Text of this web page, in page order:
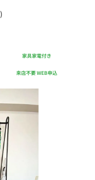
)
家具家電付き
来店不要 WEB申込